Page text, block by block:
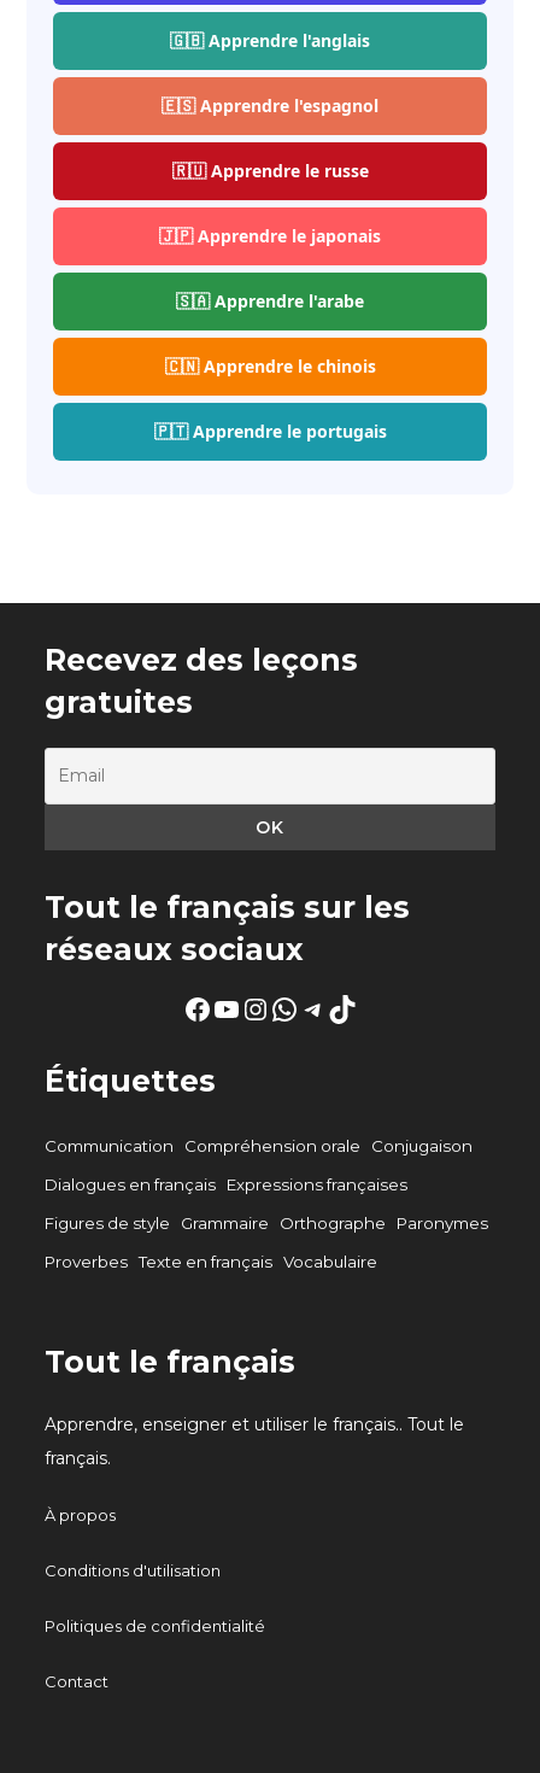
🇬🇧 Apprendre l'anglais
🇪🇸 Apprendre l'espagnol
🇷🇺 Apprendre le russe
🇯🇵 Apprendre le japonais
🇸🇦 Apprendre l'arabe
🇨🇳 Apprendre le chinois
🇵🇹 Apprendre le portugais
Recevez des leçons
gratuites
Tout le français sur les
réseaux sociaux
Facebook
YouTube
Instagram
WhatsApp
Telegram
TikTok
Étiquettes
Communication Compréhension orale
Conjugaison
Dialogues en français
Expressions françaises
Figures de style
Grammaire Orthographe
Paronymes
Proverbes Texte en français Vocabulaire
Tout le français
Apprendre, enseigner et utiliser le français.. Tout le
français.
À propos
Conditions d'utilisation
Politiques de confidentialité
Contact